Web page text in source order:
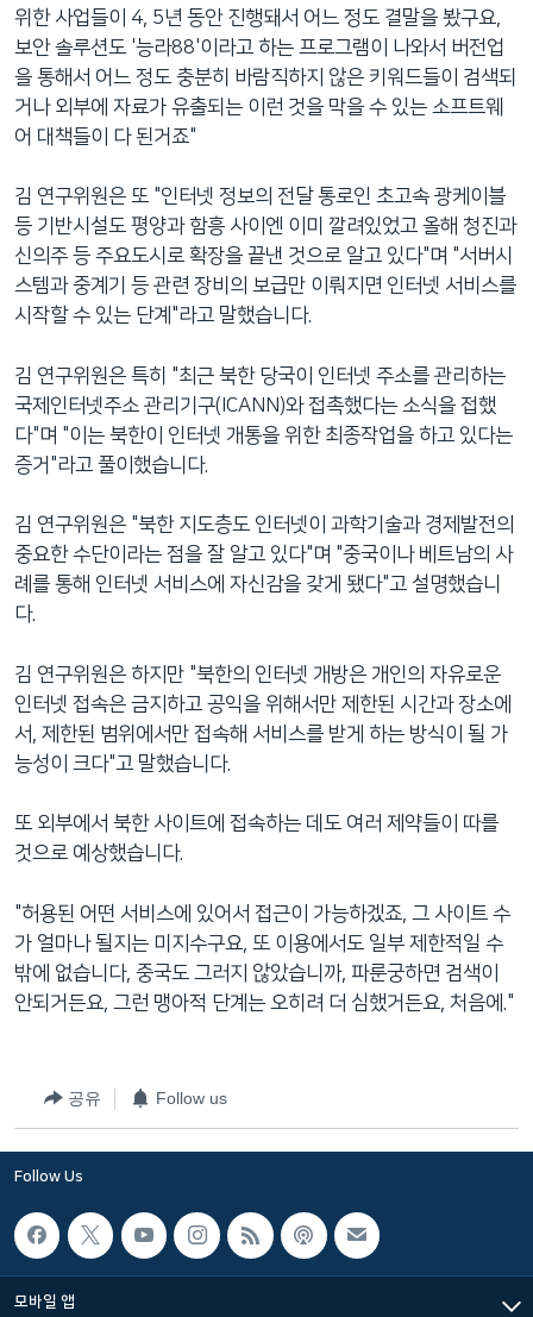
위한 사업들이 4, 5년 동안 진행돼서 어느 정도 결말을 봤구요,
보안 솔루션도 '능라88'이라고 하는 프로그램이 나와서 버전업
을 통해서 어느 정도 충분히 바람직하지 않은 키워드들이 검색되
거나 외부에 자료가 유출되는 이런 것을 막을 수 있는 소프트웨
어 대책들이 다 된거죠"
김 연구위원은 또 "인터넷 정보의 전달 통로인 초고속 광케이블
등 기반시설도 평양과 함흥 사이엔 이미 깔려있었고 올해 청진과
신의주 등 주요도시로 확장을 끝낸 것으로 알고 있다"며 "서버시
스템과 중계기 등 관련 장비의 보급만 이뤄지면 인터넷 서비스를
시작할 수 있는 단계"라고 말했습니다.
김 연구위원은 특히 "최근 북한 당국이 인터넷 주소를 관리하는
국제인터넷주소 관리기구(ICANN)와 접촉했다는 소식을 접했
다"며 "이는 북한이 인터넷 개통을 위한 최종작업을 하고 있다는
증거"라고 풀이했습니다.
김 연구위원은 "북한 지도층도 인터넷이 과학기술과 경제발전의
중요한 수단이라는 점을 잘 알고 있다"며 "중국이나 베트남의 사
례를 통해 인터넷 서비스에 자신감을 갖게 됐다"고 설명했습니
다.
김 연구위원은 하지만 "북한의 인터넷 개방은 개인의 자유로운
인터넷 접속은 금지하고 공익을 위해서만 제한된 시간과 장소에
서, 제한된 범위에서만 접속해 서비스를 받게 하는 방식이 될 가
능성이 크다"고 말했습니다.
또 외부에서 북한 사이트에 접속하는 데도 여러 제약들이 따를
것으로 예상했습니다.
"허용된 어떤 서비스에 있어서 접근이 가능하겠죠, 그 사이트 수
가 얼마나 될지는 미지수구요, 또 이용에서도 일부 제한적일 수
밖에 없습니다, 중국도 그러지 않았습니까, 파룬궁하면 검색이
안되거든요, 그런 맹아적 단계는 오히려 더 심했거든요, 처음에."
공유 Follow us
Follow Us
모바일 앱